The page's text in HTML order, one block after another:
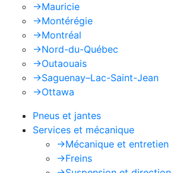
->Mauricie
->Montérégie
->Montréal
->Nord-du-Québec
->Outaouais
->Saguenay–Lac-Saint-Jean
->Ottawa
Pneus et jantes
Services et mécanique
->Mécanique et entretien
->Freins